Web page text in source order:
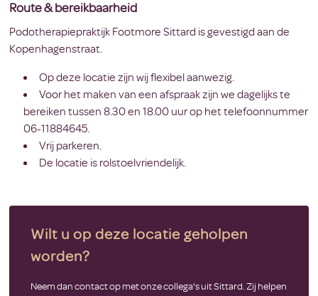
Route & bereikbaarheid
Podotherapiepraktijk Footmore Sittard is gevestigd aan de
Kopenhagenstraat.
Op deze locatie zijn wij flexibel aanwezig.
Voor het maken van een afspraak zijn we dagelijks te
bereiken tussen 8.30 en 18.00 uur op het telefoonnummer
06-11884645.
Vrij parkeren.
De locatie is rolstoelvriendelijk.
Wilt u op deze locatie geholpen
worden?
Neem dan contact op met onze collega's uit Sittard. Zij helpen